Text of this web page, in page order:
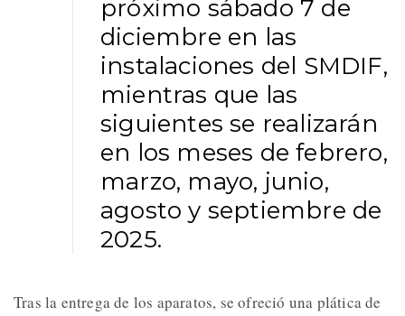
próximo sábado 7 de
diciembre en las
instalaciones del SMDIF,
mientras que las
siguientes se realizarán
en los meses de febrero,
marzo, mayo, junio,
agosto y septiembre de
2025.
Tras la entrega de los aparatos, se ofreció una plática de